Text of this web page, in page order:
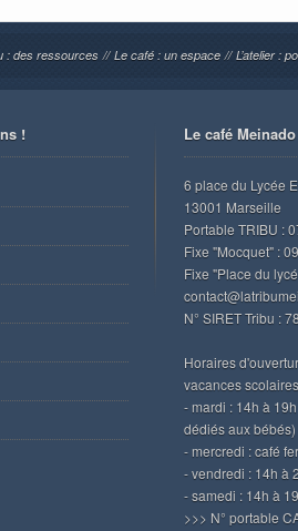
: des ressources // Le café : un espace // L’atelier :
! Le café
6 place du Lycée
13001 Marseille
Portable TRIBU :
Fixe "Mocquet" :
Fixe "Place du
N° SIRET Tribu :
Horaires
vacances
- mardi : 14h à
dédiés aux bébés)
- mercredi : café
- vendredi : 14h à
- samedi : 14h à
>>> N° portable